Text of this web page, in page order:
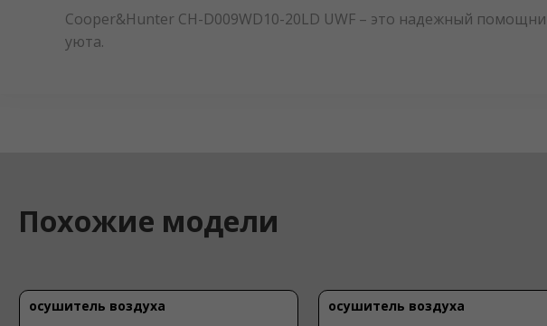
Cooper&Hunter CH-D009WD10-20LD UWF – это надежный
уюта.
Похожие модели
осушитель воздуха осушитель воздуха